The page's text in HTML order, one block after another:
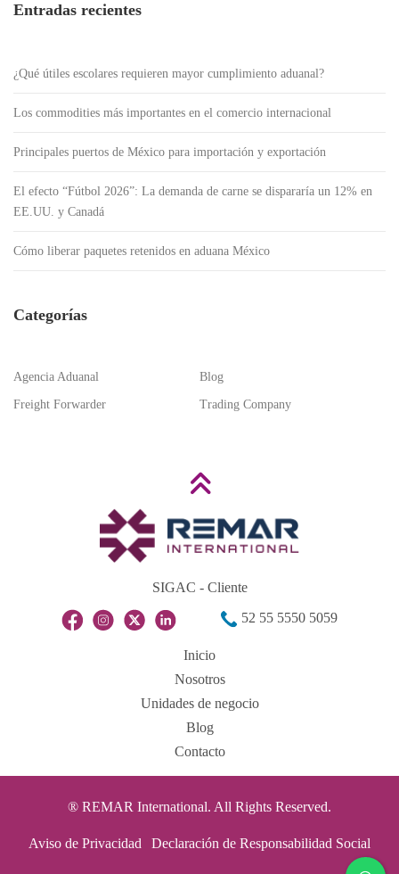
Entradas recientes
¿Qué útiles escolares requieren mayor cumplimiento aduanal?
Los commodities más importantes en el comercio internacional
Principales puertos de México para importación y exportación
El efecto “Fútbol 2026”: La demanda de carne se dispararía un 12% en
EE.UU. y Canadá
Cómo liberar paquetes retenidos en aduana México
Categorías
Agencia Aduanal Blog
Freight Forwarder Trading Company
SIGAC - Cliente
52 55 5550 5059
Inicio
Nosotros
Unidades de negocio
Blog
Contacto
® REMAR International. All Rights Reserved.
Aviso de Privacidad Declaración de Responsabilidad Social